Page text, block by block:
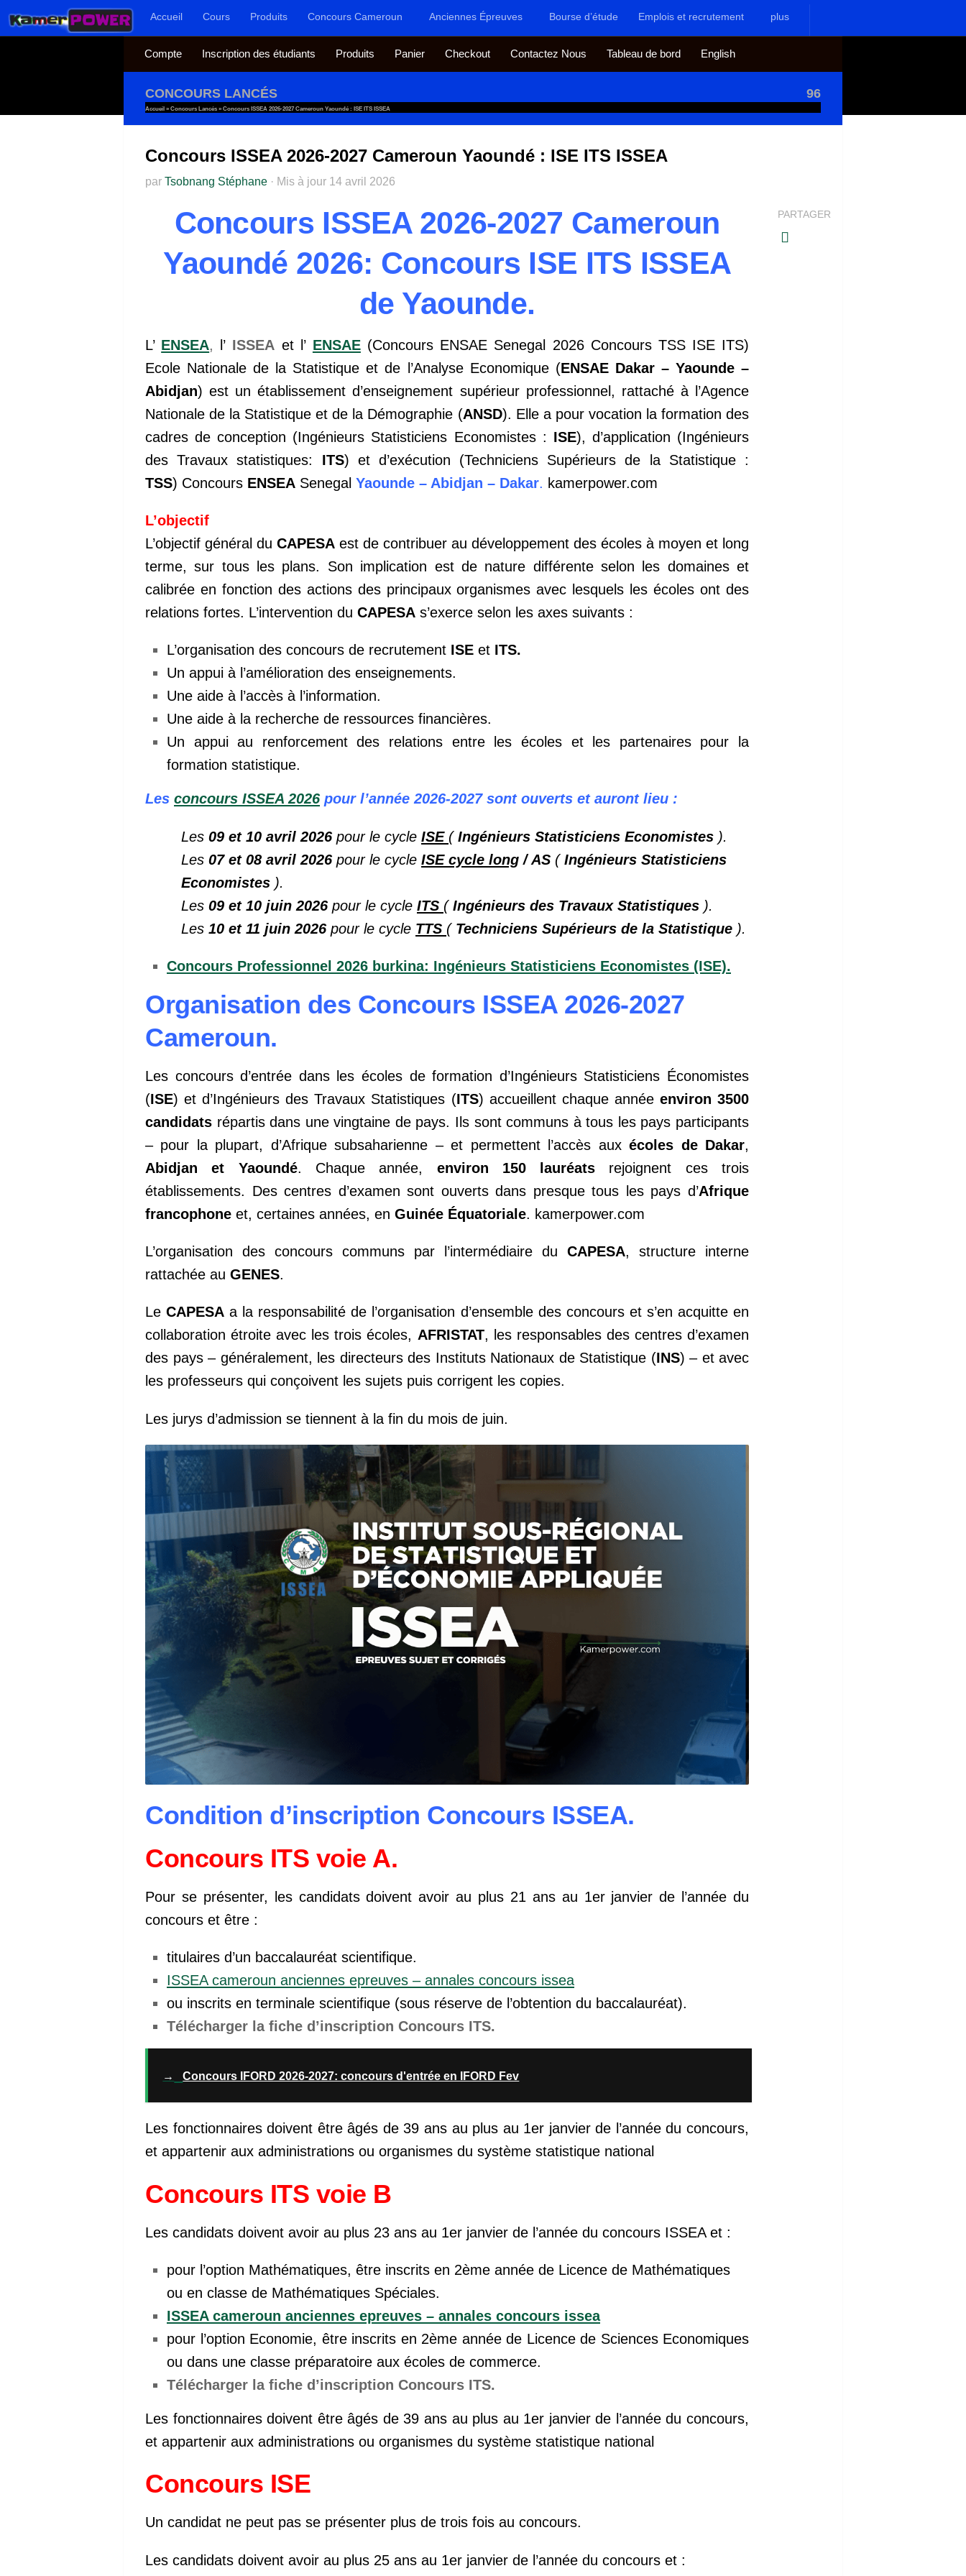
Au dessous du contenuAccueil Cours Produits Concours Cameroun Anciennes Épreuves Bourse d’étude Emplois et recrutement plus
Compte Inscription des étudiants Produits Panier Checkout Contactez Nous Tableau de bord English
CONCOURS LANCÉS 96
Accueil » Concours Lancés » Concours ISSEA 2026-2027 Cameroun Yaoundé : ISE ITS ISSEA
Concours ISSEA 2026-2027 Cameroun Yaoundé : ISE ITS ISSEA
par Tsobnang Stéphane · Mis à jour 14 avril 2026
Concours ISSEA 2026-2027 Cameroun
Yaoundé 2026: Concours ISE ITS ISSEA
de Yaounde.
L’ ENSEA, l’ ISSEA et l’ ENSAE (Concours ENSAE Senegal 2026 Concours TSS ISE ITS)
Ecole Nationale de la Statistique et de l’Analyse Economique (ENSAE Dakar – Yaounde –
Abidjan) est un établissement d’enseignement supérieur professionnel, rattaché à l’Agence
Nationale de la Statistique et de la Démographie (ANSD). Elle a pour vocation la formation des
cadres de conception (Ingénieurs Statisticiens Economistes : ISE), d’application (Ingénieurs
des Travaux statistiques: ITS) et d’exécution (Techniciens Supérieurs de la Statistique :
TSS) Concours ENSEA Senegal Yaounde – Abidjan – Dakar. kamerpower.com
L’objectif
L’objectif général du CAPESA est de contribuer au développement des écoles à moyen et long
terme, sur tous les plans. Son implication est de nature différente selon les domaines et
calibrée en fonction des actions des principaux organismes avec lesquels les écoles ont des
relations fortes. L’intervention du CAPESA s’exerce selon les axes suivants :
L’organisation des concours de recrutement ISE et ITS.
Un appui à l’amélioration des enseignements.
Une aide à l’accès à l’information.
Une aide à la recherche de ressources financières.
Un appui au renforcement des relations entre les écoles et les partenaires pour la
formation statistique.
Les concours ISSEA 2026 pour l’année 2026-2027 sont ouverts et auront lieu :
Les 09 et 10 avril 2026 pour le cycle ISE ( Ingénieurs Statisticiens Economistes ).
Les 07 et 08 avril 2026 pour le cycle ISE cycle long / AS ( Ingénieurs Statisticiens
Economistes ).
Les 09 et 10 juin 2026 pour le cycle ITS ( Ingénieurs des Travaux Statistiques ).
Les 10 et 11 juin 2026 pour le cycle TTS ( Techniciens Supérieurs de la Statistique ).
Concours Professionnel 2026 burkina: Ingénieurs Statisticiens Economistes (ISE).
Organisation des Concours ISSEA 2026-2027
Cameroun.
Les concours d’entrée dans les écoles de formation d’Ingénieurs Statisticiens Économistes
(ISE) et d’Ingénieurs des Travaux Statistiques (ITS) accueillent chaque année environ 3500
candidats répartis dans une vingtaine de pays. Ils sont communs à tous les pays participants
– pour la plupart, d’Afrique subsaharienne – et permettent l’accès auxécoles de Dakar,
Abidjan et Yaoundé. Chaque année, environ 150 lauréats rejoignent ces trois
établissements. Des centres d’examen sont ouverts dans presque tous les pays d’Afrique
francophone et, certaines années, en Guinée Équatoriale. kamerpower.com
L’organisation des concours communs par l’intermédiaire du CAPESA, structure interne
rattachée au GENES.
LeCAPESA a la responsabilité de l’organisation d’ensemble des concours et s’en acquitte en
collaboration étroite avec les trois écoles, AFRISTAT, les responsables des centres d’examen
des pays – généralement, les directeurs des Instituts Nationaux de Statistique (INS) – et avec
les professeurs qui conçoivent les sujets puis corrigent les copies.
Les jurys d’admission se tiennent à la fin du mois de juin.
Condition d’inscription Concours ISSEA.
Concours ITS voie A.
Pour se présenter, les candidats doivent avoir au plus 21 ans au 1er janvier de l’année du
concours et être :
titulaires d’un baccalauréat scientifique.
ISSEA cameroun anciennes epreuves – annales concours issea
ou inscrits en terminale scientifique (sous réserve de l’obtention du baccalauréat).
Télécharger la fiche d’inscription Concours ITS.
→ Concours IFORD 2026-2027: concours d'entrée en IFORD Fev
Les fonctionnaires doivent être âgés de 39 ans au plus au 1er janvier de l’année du concours,
et appartenir aux administrations ou organismes du système statistique national
Concours ITS voie B
Les candidats doivent avoir au plus 23 ans au 1er janvier de l’année du concours ISSEA et :
pour l’option Mathématiques, être inscrits en 2ème année de Licence de Mathématiques
ou en classe de Mathématiques Spéciales.
ISSEA cameroun anciennes epreuves – annales concours issea
pour l’option Economie, être inscrits en 2ème année de Licence de Sciences Economiques
ou dans une classe préparatoire aux écoles de commerce.
Télécharger la fiche d’inscription Concours ITS.
Les fonctionnaires doivent être âgés de 39 ans au plus au 1er janvier de l’année du concours,
et appartenir aux administrations ou organismes du système statistique national
Concours ISE
Un candidat ne peut pas se présenter plus de trois fois au concours.
Les candidats doivent avoir au plus 25 ans au 1er janvier de l’année du concours et :
PARTAGER